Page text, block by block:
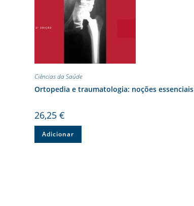
Ciências da Saúde
Ortopedia e traumatologia: noções essenciais
26,25€
Adicionar